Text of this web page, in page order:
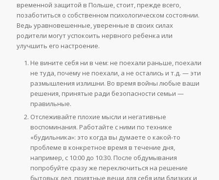
временной защитой в Польше, стоит, прежде всего,
позаботиться о собственном психологическом состоянии.
Ведь уравновешенные, уверенные в своих силах
родители могут успокоить нервного ребенка или
улучшить его настроение.
Не вините себя ни в чем: не поехали раньше, поехали
не туда, почему не поехали, а не остались и т.д. — эти
размышления излишни. Во время войны любые ваши
решения, принятые ради безопасности семьи —
правильные.
Отслеживайте плохие мысли и негативные
воспоминания. Работайте с ними по технике
«будильника»: это когда вы думаете о какой-то
проблеме в конкретное время в течение дня,
например, с 10:00 до 10:30. После обдумывания
попробуйте сразу же переключиться на решение
бытовых дел, приятные вещи для себя или близких и